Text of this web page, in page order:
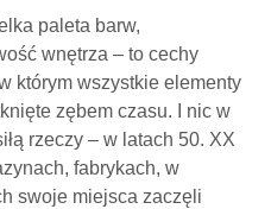
paleta barw,
wnętrza – to cechy
którym wszystkie elementy
zębem czasu. I nic w
rzeczy – w latach 50. XX
fabrykach, w
swoje miejsca zaczęli